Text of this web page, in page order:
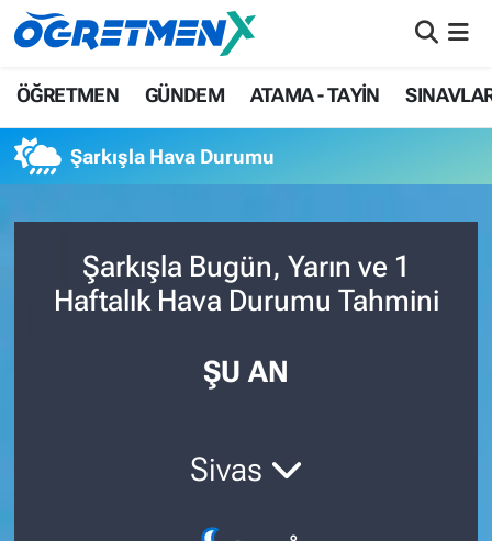
ÖĞRETMEN GÜNDEM ATAMA - TAYİN
Şarkışla Hava Durumu
Şarkışla Bugün, Yarın ve 1
Haftalık Hava Durumu Tahmini
ŞU AN
Sivas
ÖĞRETMEN
SINAVLAR
HAYATIN İÇİNDEN
UZMAN ÖĞRETMENLİK
İstanbul Nöbetçi Eczaneler
İstanbul Trafik Yoğunluk Haritası
Süper Lig Puan Durumu ve Fikstür